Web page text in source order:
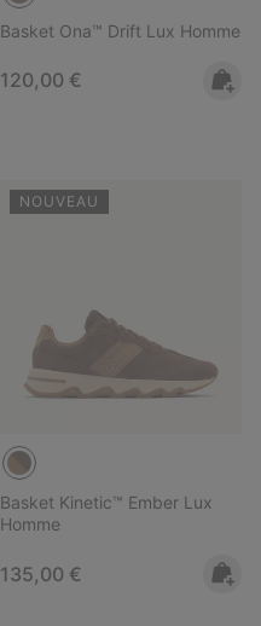
Basket Ona™ Drift Lux Homme
Regular price:
120,00 €
NOUVEAU
Basket Kinetic™ Ember Lux
Homme
Regular price:
135,00 €